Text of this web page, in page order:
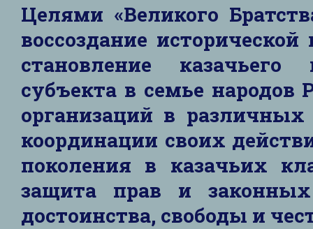
Целями «Великого
воссоздание
становление
субъекта в семье народов
организаций в
координации своих
поколения в казачьих
защита прав и законных
достоинства, свободы и